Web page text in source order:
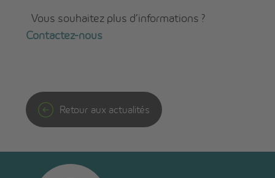
Vous souhaitez plus d’informations ?
Contactez-nous
Retour aux actualités